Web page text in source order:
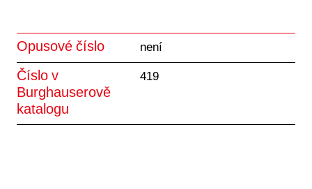
Opusové číslo není
Číslo v
Burghauserově
katalogu
419